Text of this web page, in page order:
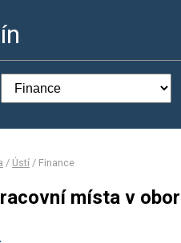
/ Ústí / Finance
místa v